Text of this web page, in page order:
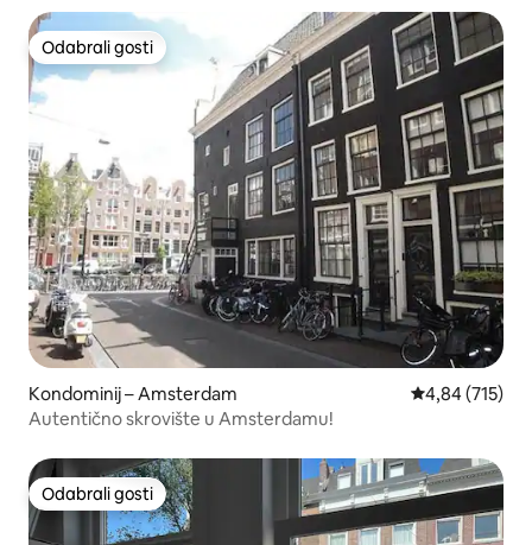
Odabrali gosti
Odabrali gosti
Kondominij – Amsterdam Prosječna
4,84 (715)
Autentično skrovište u Amsterdamu!
Odabrali gosti
Odabrali gosti